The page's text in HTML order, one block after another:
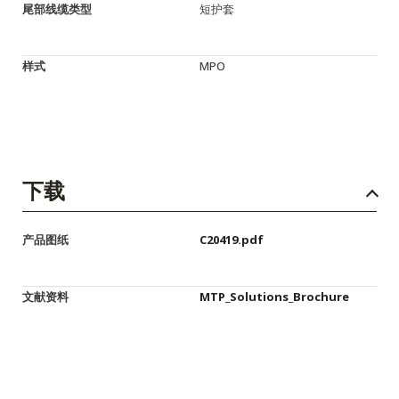
尾部线缆类型 短护套
样式 MPO
下载
产品图纸 C20419.pdf
文献资料 MTP_Solutions_Brochure